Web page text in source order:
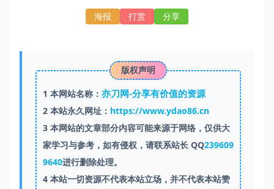
海报 打赏 分享
版权声明
1 本网站名称： 亦刀网-分享有价值的资源
2本站永久网址： https://www.ydao86.cn
3本网站的文章部分内容可能来源于网络，仅供大
家学习与参考，如有侵权，请联系站长 QQ239609
9640进行删除处理。
4本站一切资源不代表本站立场，并不代表本站赞